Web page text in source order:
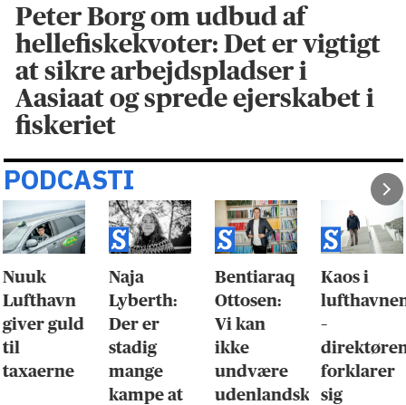
Peter Borg om udbud af
hellefiskekvoter: Det er vigtigt
at sikre arbejdspladser i
Aasiaat og sprede ejerskabet i
fiskeriet
PODCASTI
Nuuk
Lufthavn
giver guld
til
taxaerne
Naja
Lyberth:
Der er
stadig
mange
kampe at
Bentiaraq
Ottosen:
Vi kan
ikke
undvære
udenlandsk
Kaos i
–
forklarer
sig